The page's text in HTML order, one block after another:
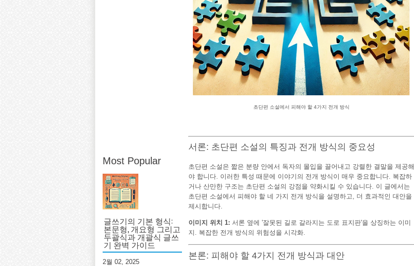
Most Popular
글쓰기의 기본 형식:
본문형, 개요형 그리고
두괄식과 개괄식 글쓰
기 완벽 가이드
2월 02, 2025
초단편 소설에서 피해야 할 4가지 전개 방식
서론: 초단편 소설의 특징과 전개 방식의 중요성
초단편 소설은 짧은 분량 안에서 독자의 몰입을 끌어내고 강렬한 결말을 제공해
야 합니다. 이러한 특성 때문에 이야기의 전개 방식이 매우 중요합니다. 복잡하
거나 산만한 구조는 초단편 소설의 강점을 약화시킬 수 있습니다. 이 글에서는
초단편 소설에서 피해야 할 네 가지 전개 방식을 설명하고, 더 효과적인 대안을
제시합니다.
이미지 위치 1: 서론 옆에 '잘못된 길로 갈라지는 도로 표지판'을 상징하는 이미
지. 복잡한 전개 방식의 위험성을 시각화.
본론: 피해야 할 4가지 전개 방식과 대안